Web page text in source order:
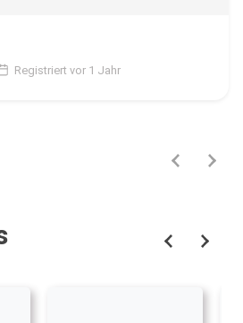
Registriert vor 1 Jahr